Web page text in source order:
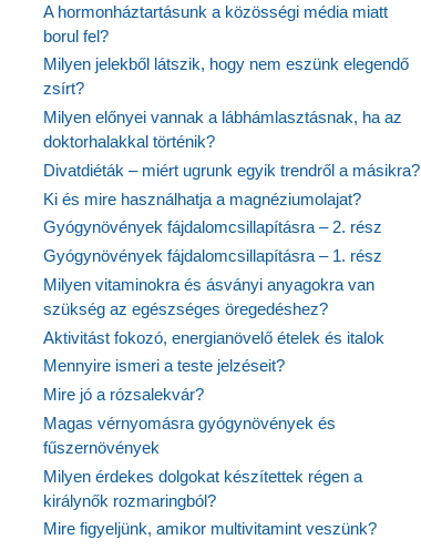
A hormonháztartásunk a közösségi média miatt
borul fel?
Milyen jelekből látszik, hogy nem eszünk elegendő
zsírt?
Milyen előnyei vannak a lábhámlasztásnak, ha az
doktorhalakkal történik?
Divatdiéták – miért ugrunk egyik trendről a másikra?
Ki és mire használhatja a magnéziumolajat?
Gyógynövények fájdalomcsillapításra – 2. rész
Gyógynövények fájdalomcsillapításra – 1. rész
Milyen vitaminokra és ásványi anyagokra van
szükség az egészséges öregedéshez?
Aktivitást fokozó, energianövelő ételek és italok
Mennyire ismeri a teste jelzéseit?
Mire jó a rózsalekvár?
Magas vérnyomásra gyógynövények és
fűszernövények
Milyen érdekes dolgokat készítettek régen a
királynők rozmaringból?
Mire figyeljünk, amikor multivitamint veszünk?